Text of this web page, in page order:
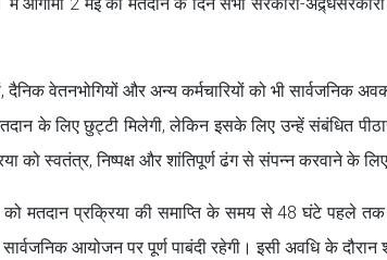
दैनिक वेतनभोगियों और अन्य कर्मचारियों को भी सार्वजनिक
के लिए छुट्टी मिलेगी, लेकिन इसके लिए उन्हें संबंधित
को स्वतंत्र, निष्पक्ष और शांतिपूर्ण ढंग से संपन्न करवाने के
मतदान प्रक्रिया की समाप्ति के समय से 48 घंटे पहले
आयोजन पर पूर्ण पाबंदी रहेगी। इसी अवधि के दौरान